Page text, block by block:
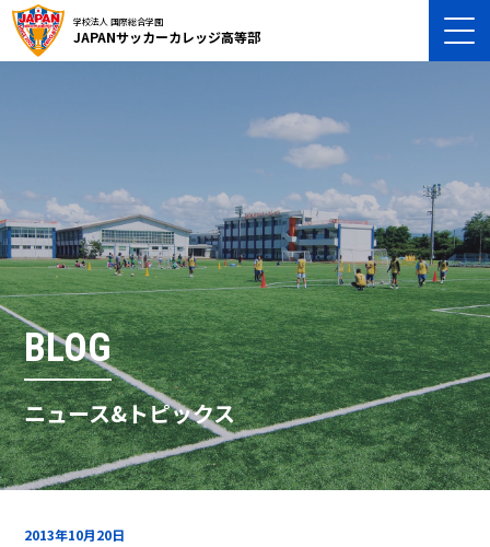
学校法人 国際総合学園
JAPANサッカーカレッジ高等部
BLOG
ニュース&トピックス
2013年10月20日